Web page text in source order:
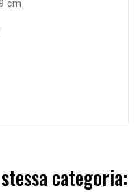
cm
categoria: